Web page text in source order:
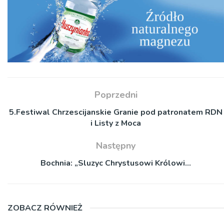
Poprzedni
5.Festiwal Chrzescijanskie Granie pod patronatem RDN
i Listy z Moca
Następny
Bochnia: „Sluzyc Chrystusowi Królowi…
ZOBACZ RÓWNIEŻ